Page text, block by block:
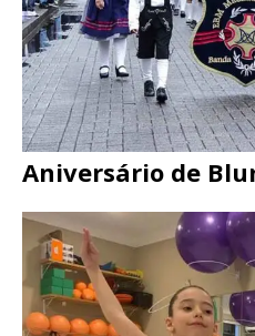
Aniversário de